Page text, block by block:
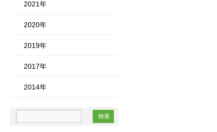
2021年
2020年
2019年
2017年
2014年